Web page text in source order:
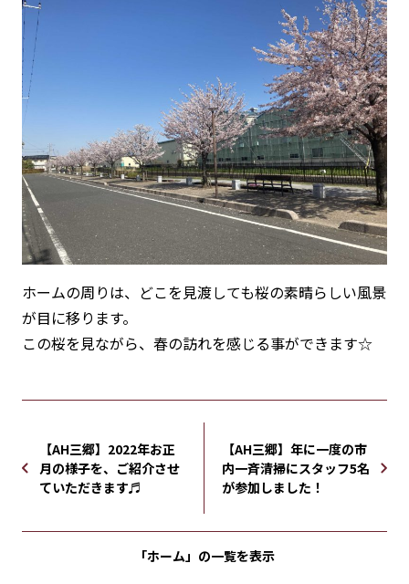
ホームの周りは、どこを見渡しても桜の素晴らしい風景
が目に移ります。
この桜を見ながら、春の訪れを感じる事ができます☆
【AH三郷】2022年お正
月の様子を、ご紹介させ
ていただきます♬
【AH三郷】年に一度の市
内一斉清掃にスタッフ5名
が参加しました！
「ホーム」の一覧を表示